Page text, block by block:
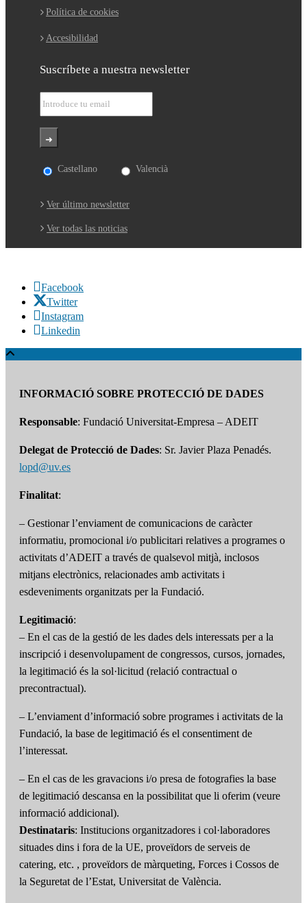
Política de cookies
Accesibilidad
Suscríbete a nuestra newsletter
Castellano Valencià
Ver último newsletter
Ver todas las noticias
Facebook
Twitter
Instagram
Linkedin
INFORMACIÓ SOBRE PROTECCIÓ DE DADES
Responsable: Fundació Universitat-Empresa – ADEIT
Delegat de Protecció de Dades: Sr. Javier Plaza Penadés.
lopd@uv.es
Finalitat:
– Gestionar l’enviament de comunicacions de caràcter
informatiu, promocional i/o publicitari relatives a programes o
activitats d’ADEIT a través de qualsevol mitjà, inclosos
mitjans electrònics, relacionades amb activitats i
esdeveniments organitzats per la Fundació.
Legitimació:
– En el cas de la gestió de les dades dels interessats per a la
inscripció i desenvolupament de congressos, cursos, jornades,
la legitimació és la sol·licitud (relació contractual o
precontractual).
– L’enviament d’informació sobre programes i activitats de la
Fundació, la base de legitimació és el consentiment de
l’interessat.
– En el cas de les gravacions i/o presa de fotografies la base
de legitimació descansa en la possibilitat que li oferim (veure
informació addicional).
Destinataris: Institucions organitzadores i col·laboradores
situades dins i fora de la UE, proveïdors de serveis de
catering, etc. , proveïdors de màrqueting, Forces i Cossos de
la Seguretat de l’Estat, Universitat de València.